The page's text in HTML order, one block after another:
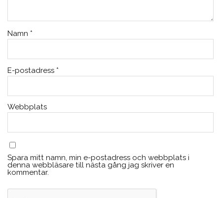
Namn *
E-postadress *
Webbplats
Spara mitt namn, min e-postadress och webbplats i
denna webbläsare till nästa gång jag skriver en
kommentar.